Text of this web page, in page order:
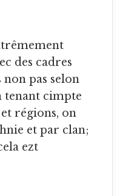
des cadres
pas selon
tenant cimpte
régions, on
et par clan;
ezt